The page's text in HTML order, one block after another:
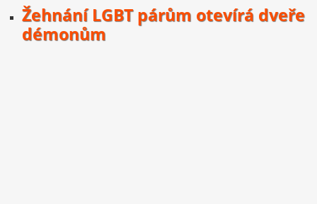
Žehnání LGBT párům otevírá dveře
démonům